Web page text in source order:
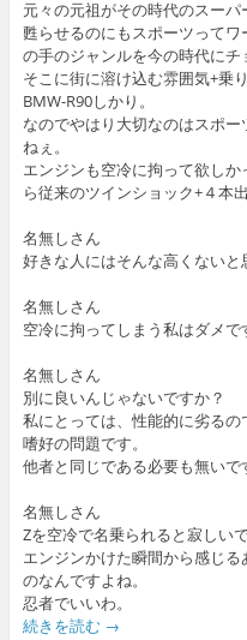
元々の元祖がその時代のスー
甦らせるのにもスポーツって
の手のジャンルを今の時代に
そこに街に溶け込む雰囲気+乗
BMW-R90しかり。
なのでやはり大切なのはスポ
ねぇ。
エンジンも空冷に拘って欲し
ら従来のツインショック+４本
名無しさん
好きな人にはそんな高くないと
名無しさん
空冷に拘ってしまう私はダメで
名無しさん
別に良いんじゃないですか？
私にとっては、性能的に劣る
嗜好の問題です。
他者と同じである必要も無いで
名無しさん
Zを空冷で名乗られると寂しいで
エンジンかけた瞬間から感じ
のなんですよね。
忍者でいいわ。
続きを読む →